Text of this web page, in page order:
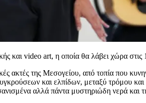
και video art, η οποία θα λάβει χώρα
ακτές της Μεσογείου, από τοπία που
και ελπίδων, μεταξύ τρόμου
αλλά πάντα μυστηριώδη νερά και